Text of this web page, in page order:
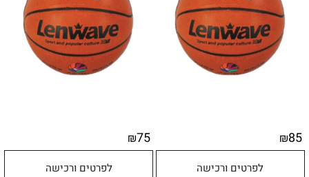
₪85
לפרטים ורכישה
₪75
לפרטים ורכישה